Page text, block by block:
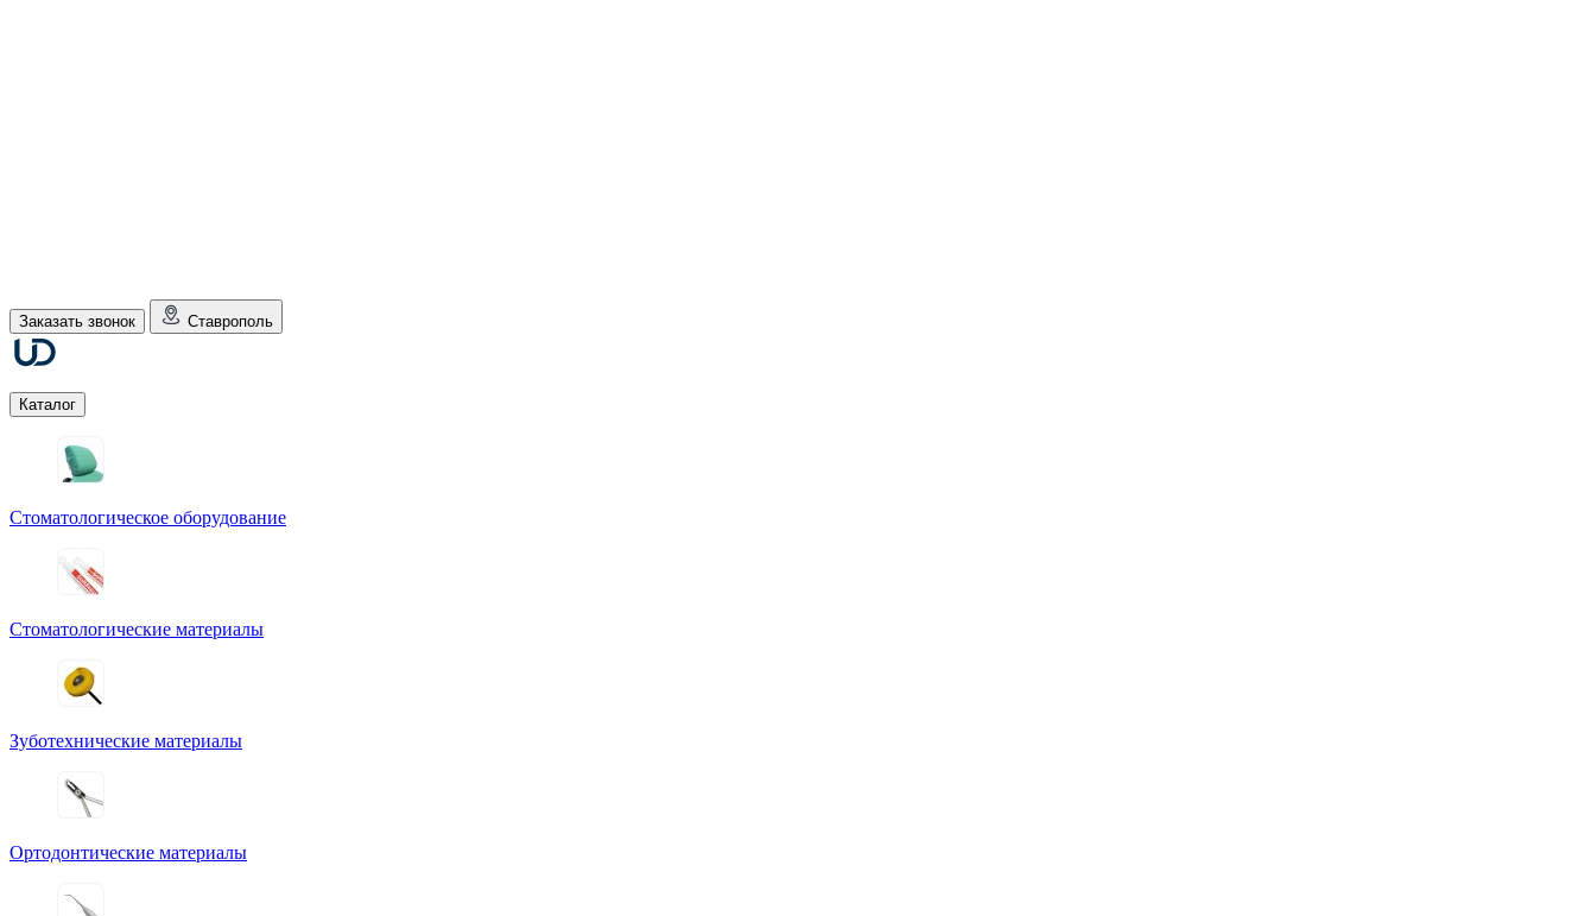
Заказать звонок Ставрополь
Каталог
Стоматологическое оборудование
Стоматологические материалы
Зуботехнические материалы
Ортодонтические материалы